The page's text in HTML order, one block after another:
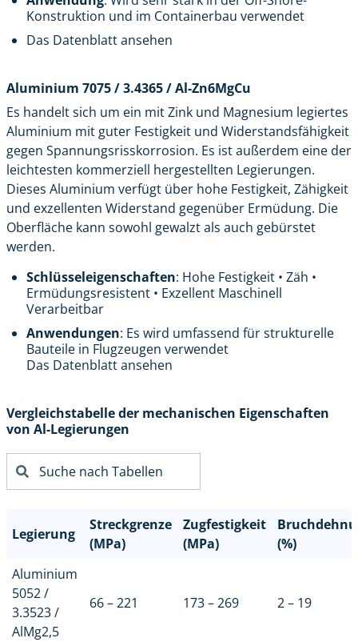
Konstruktion und im Containerbau verwendet
Das Datenblatt ansehen
Aluminium 7075 / 3.4365 / Al-Zn6MgCu
Es handelt sich um ein mit Zink und Magnesium legiertes
Aluminium mit guter Festigkeit und Widerstandsfähigkeit
gegen Spannungsrisskorrosion. Es ist außerdem eine der
leichtesten kommerziell hergestellten Legierungen.
Dieses Aluminium verfügt über hohe Festigkeit, Zähigkeit
und exzellenten Widerstand gegenüber Ermüdung. Die
Oberfläche kann sowohl gewalzt als auch gebürstet
werden.
Schlüsseleigenschaften: Hohe Festigkeit • Zäh •
Ermüdungsresistent • Exzellent Maschinell
Verarbeitbar
Anwendungen: Es wird umfassend für strukturelle
Bauteile in Flugzeugen verwendet
Das Datenblatt ansehen
Vergleichstabelle der mechanischen Eigenschaften
von Al-Legierungen
Legierung
Streckgrenze
(MPa)
Zugfestigkeit
(MPa)
(%)
Aluminium
5052 /
3.3523 /
AlMg2,5
66 – 221 173 – 269 2 – 19